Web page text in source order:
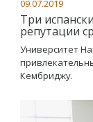
09.07.2019
Три
репутации
Университет
Кембриджу.